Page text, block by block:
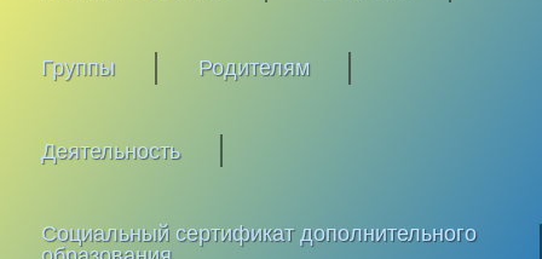
Группы Родителям
Деятельность
Социальный сертификат дополнительного